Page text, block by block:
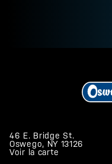
46 E. Bridge St.
Oswego, NY 13126
Voir la carte